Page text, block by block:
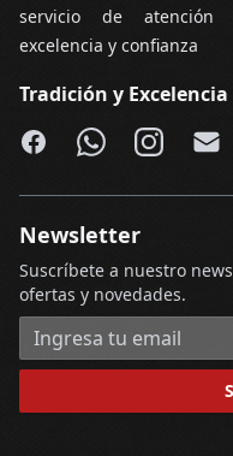
servicio de atención
excelencia y confianza
Tradición y
Facebook
WhatsApp
Newsletter
Suscríbete a nuestro
ofertas y novedades.
Dirección de correo